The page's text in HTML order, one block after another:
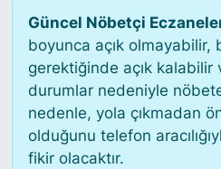
Güncel Nöbetçi
boyunca açık olmayabilir,
gerektiğinde açık
durumlar nedeniyle
nedenle, yola çıkmadan
olduğunu telefon
fikir olacaktır.